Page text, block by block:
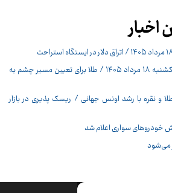
اخبار
پیش‌ بینی قیمت طلا و سکه یکشنبه ۱۸ مرداد ۱۴۰۵ / طلا برای تعیین مسیر چشم به
نقره با رشد اونس جهانی / ریسک پذیری در بازار
خودروهای سواری اعلام شد
می‌شود